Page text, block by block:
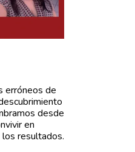
erróneos de
desde
en
resultados.